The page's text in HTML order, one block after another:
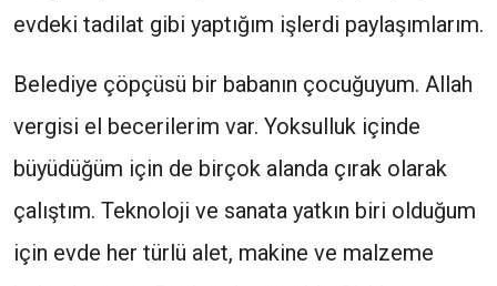
evdeki tadilat gibi yaptığım işlerdi paylaşımlarım.
Belediye çöpçüsü bir babanın çocuğuyum. Allah
vergisi el becerilerim var. Yoksulluk içinde
büyüdüğüm için de birçok alanda çırak olarak
çalıştım. Teknoloji ve sanata yatkın biri olduğum
için evde her türlü alet, makine ve malzeme